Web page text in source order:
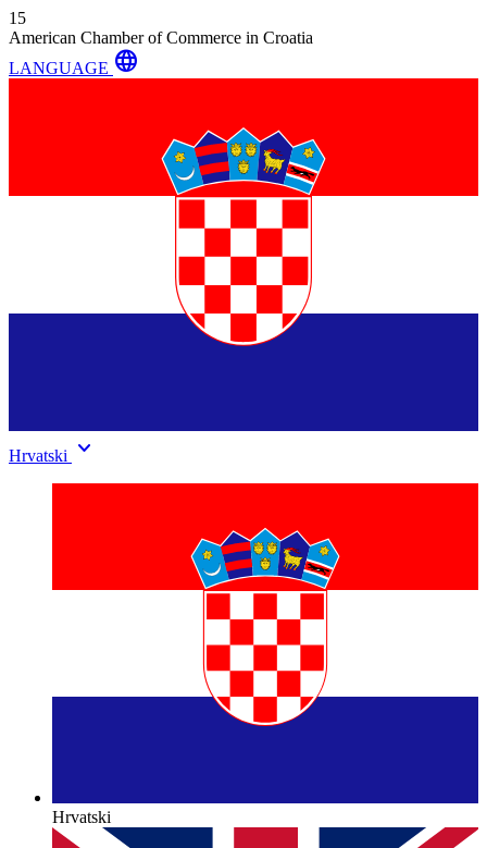
15
American Chamber of Commerce in Croatia
LANGUAGE language
Hrvatski keyboard_arrow_down
Hrvatski